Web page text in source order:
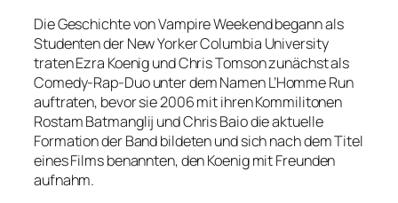
Die Geschichte von Vampire Weekend begann als
Studenten der New Yorker Columbia University
traten Ezra Koenig und Chris Tomson zunächst als
Comedy-Rap-Duo unter dem Namen L’Homme Run
auftraten, bevor sie 2006 mit ihren Kommilitonen
Rostam Batmanglij und Chris Baio die aktuelle
Formation der Band bildeten und sich nach dem Titel
eines Films benannten, den Koenig mit Freunden
aufnahm.